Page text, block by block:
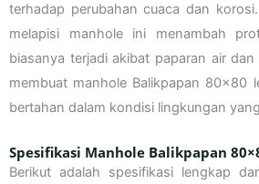
terhadap perubahan cuaca dan
melapisi manhole ini menambah
biasanya terjadi akibat paparan air
membuat manhole Balikpapan 80×80
bertahan dalam kondisi lingkungan
Spesifikasi Manhole Balikpapan
Berikut adalah spesifikasi lengkap